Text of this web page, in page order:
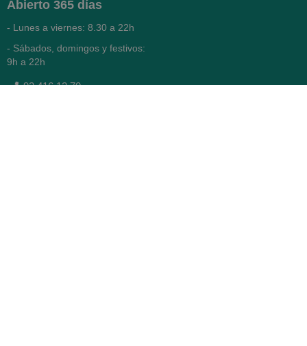
Abierto 365 días
- Lunes a viernes: 8.30 a 22h
- Sábados, domingos y festivos:
9h a 22h
93 416 12 70